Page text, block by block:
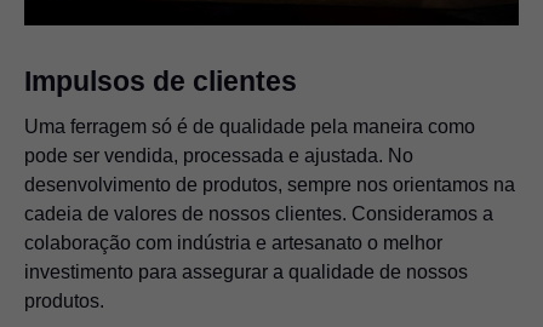
Impulsos de clientes
Uma ferragem só é de qualidade pela maneira como
pode ser vendida, processada e ajustada. No
desenvolvimento de produtos, sempre nos orientamos na
cadeia de valores de nossos clientes. Consideramos a
colaboração com indústria e artesanato o melhor
investimento para assegurar a qualidade de nossos
produtos.